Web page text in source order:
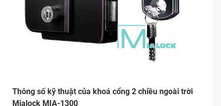
Thông số kỹ thuật của khoá cổng 2 chiều ngoài trời
Mialock MIA-1300